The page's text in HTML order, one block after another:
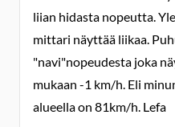
liian hidasta nopeutta.
mittari näyttää liikaa.
"navi"nopeudesta joka
mukaan -1 km/h. Eli
alueella on 81km/h. Lefa